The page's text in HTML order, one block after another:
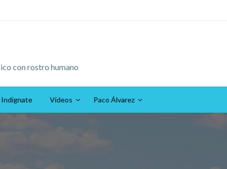
con rostro humano
Indígnate Vídeos Paco Álvarez